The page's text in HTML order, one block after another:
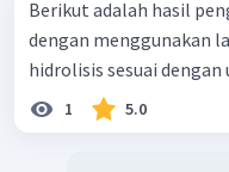
Berikut adalah hasil
dengan menggunakan
hidrolisis sesuai dengan
1 5.0